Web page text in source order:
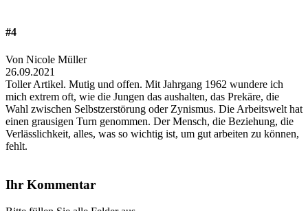
#4
Von Nicole Müller
26.09.2021
Toller Artikel. Mutig und offen. Mit Jahrgang 1962 wundere ich
mich extrem oft, wie die Jungen das aushalten, das Prekäre, die
Wahl zwischen Selbstzerstörung oder Zynismus. Die Arbeitswelt hat
einen grausigen Turn genommen. Der Mensch, die Beziehung, die
Verlässlichkeit, alles, was so wichtig ist, um gut arbeiten zu können,
fehlt.
Ihr Kommentar